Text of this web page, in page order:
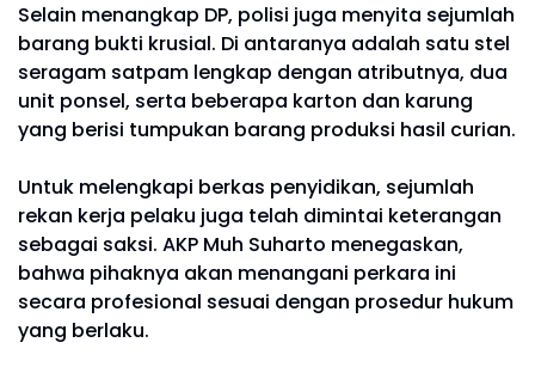
Selain menangkap DP, polisi juga menyita sejumlah
barang bukti krusial. Di antaranya adalah satu stel
seragam satpam lengkap dengan atributnya, dua
unit ponsel, serta beberapa karton dan karung
yang berisi tumpukan barang produksi hasil curian.
Untuk melengkapi berkas penyidikan, sejumlah
rekan kerja pelaku juga telah dimintai keterangan
sebagai saksi. AKP Muh Suharto menegaskan,
bahwa pihaknya akan menangani perkara ini
secara profesional sesuai dengan prosedur hukum
yang berlaku.